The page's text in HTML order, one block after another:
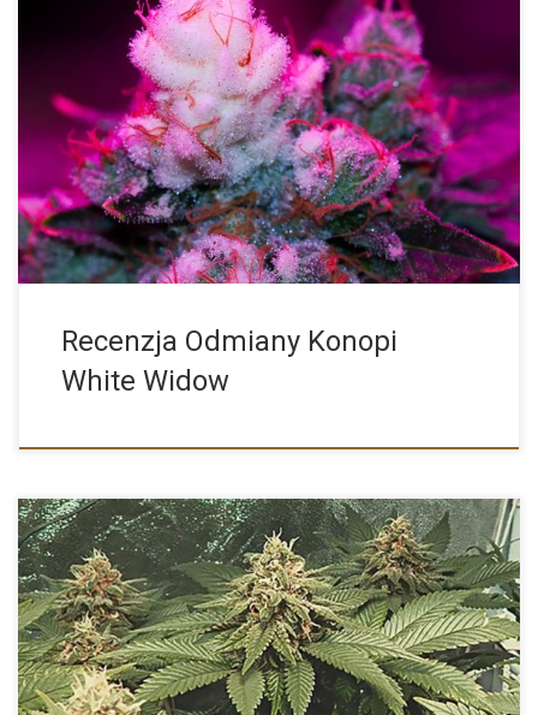
White Widow to jedna z najbardziej znanych i popularnych
odmian […]
Recenzja Odmiany Konopi
White Widow
Charakterystyka Nasion Marihuany Odmiany Konopi Royal Gorilla
od Producenta Royal […]